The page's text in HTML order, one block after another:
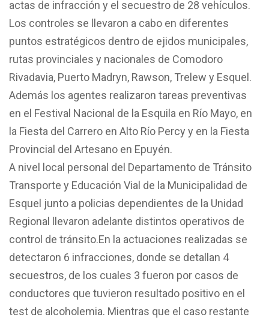
actas de infracción y el secuestro de 28 vehículos.
Los controles se llevaron a cabo en diferentes
puntos estratégicos dentro de ejidos municipales,
rutas provinciales y nacionales de Comodoro
Rivadavia, Puerto Madryn, Rawson, Trelew y Esquel.
Además los agentes realizaron tareas preventivas
en el Festival Nacional de la Esquila en Río Mayo, en
la Fiesta del Carrero en Alto Río Percy y en la Fiesta
Provincial del Artesano en Epuyén.
A nivel local personal del Departamento de Tránsito
Transporte y Educación Vial de la Municipalidad de
Esquel junto a policias dependientes de la Unidad
Regional llevaron adelante distintos operativos de
control de tránsito.En la actuaciones realizadas se
detectaron 6 infracciones, donde se detallan 4
secuestros, de los cuales 3 fueron por casos de
conductores que tuvieron resultado positivo en el
test de alcoholemia. Mientras que el caso restante